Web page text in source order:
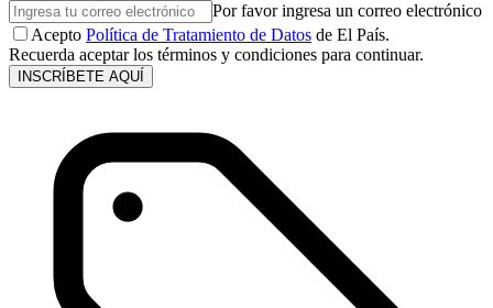
Por favor ingresa un correo electrónico
Acepto Política de Tratamiento de Datos de El País.
Recuerda aceptar los términos y condiciones para continuar.
INSCRÍBETE AQUÍ